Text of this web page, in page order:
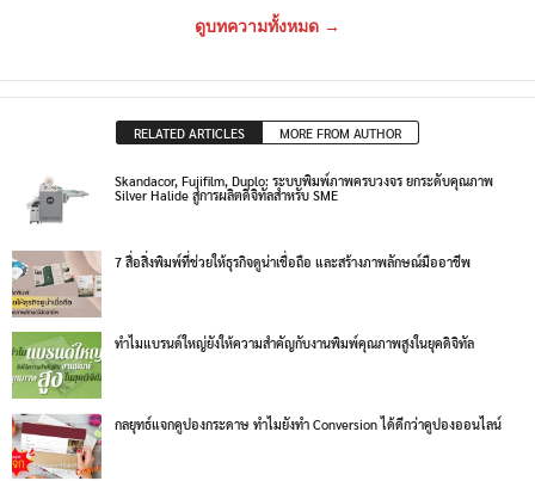
ดูบทความทั้งหมด →
RELATED ARTICLES MORE FROM AUTHOR
Skandacor, Fujifilm, Duplo: ระบบพิมพ์ภาพครบวงจร ยกระดับคุณภาพ
Silver Halide สู่การผลิตดิจิทัลสำหรับ SME
7 สื่อสิ่งพิมพ์ที่ช่วยให้ธุรกิจดูน่าเชื่อถือ และสร้างภาพลักษณ์มืออาชีพ
ทำไมแบรนด์ใหญ่ยังให้ความสำคัญกับงานพิมพ์คุณภาพสูงในยุคดิจิทัล
กลยุทธ์แจกคูปองกระดาษ ทำไมยังทำ Conversion ได้ดีกว่าคูปองออนไลน์